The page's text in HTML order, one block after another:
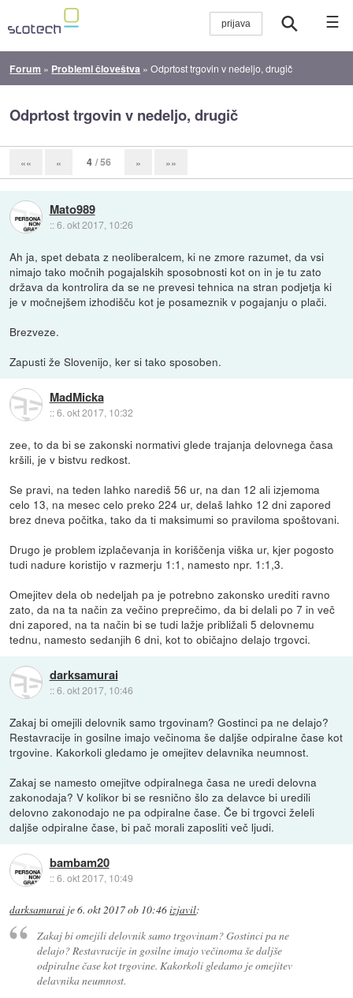
☰
Forum » Problemi človeštva »Odprtost trgovin v nedeljo, drugič
Odprtost trgovin v nedeljo, drugič
«« « 4 / 56 » »»
Mato989
::6. okt 2017, 10:26
Ah ja, spet debata z neoliberalcem, ki ne zmore razumet, da vsi
nimajo tako močnih pogajalskih sposobnosti kot on in je tu zato
država da kontrolira da se ne prevesi tehnica na stran podjetja ki
je v močnejšem izhodišču kot je posameznik v pogajanju o plači.
Brezveze.
Zapusti že Slovenijo, ker si tako sposoben.
MadMicka
::6. okt 2017, 10:32
zee, to da bi se zakonski normativi glede trajanja delovnega časa
kršili, je v bistvu redkost.
Se pravi, na teden lahko narediš 56 ur, na dan 12 ali izjemoma
celo 13, na mesec celo preko 224 ur, delaš lahko 12 dni zapored
brez dneva počitka, tako da ti maksimumi so praviloma spoštovani.
Drugo je problem izplačevanja in koriščenja viška ur, kjer pogosto
tudi nadure koristijo v razmerju 1:1, namesto npr. 1:1,3.
Omejitev dela ob nedeljah pa je potrebno zakonsko urediti ravno
zato, da na ta način za večino preprečimo, da bi delali po 7 in več
dni zapored, na ta način bi se tudi lažje približali 5 delovnemu
tednu, namesto sedanjih 6 dni, kot to običajno delajo trgovci.
darksamurai
::6. okt 2017, 10:46
Zakaj bi omejili delovnik samo trgovinam? Gostinci pa ne delajo?
Restavracije in gosilne imajo večinoma še daljše odpiralne čase kot
trgovine. Kakorkoli gledamo je omejitev delavnika neumnost.
Zakaj se namesto omejitve odpiralnega časa ne uredi delovna
zakonodaja? V kolikor bi se resnično šlo za delavce bi uredili
delovno zakonodajo ne pa odpiralne čase. Če bi trgovci želeli
daljše odpiralne čase, bi pač morali zaposliti več ljudi.
bambam20
::6. okt 2017, 10:49
darksamurai je6. okt 2017 ob 10:46izjavil:
Zakaj bi omejili delovnik samo trgovinam? Gostinci pa ne
delajo? Restavracije in gosilne imajo večinoma še daljše
odpiralne čase kot trgovine. Kakorkoli gledamo je omejitev
delavnika neumnost.